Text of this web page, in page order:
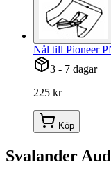
Nål till Pioneer
3 - 7 dagar
225 kr
Köp
Svalander